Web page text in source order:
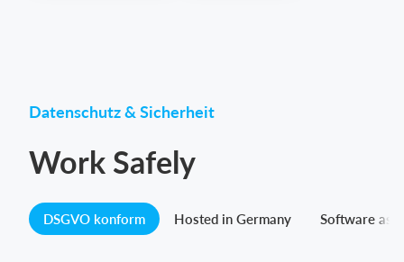
Datenschutz & Sicherheit
Work Safely
DSGVO konform Hosted in Germany Software as